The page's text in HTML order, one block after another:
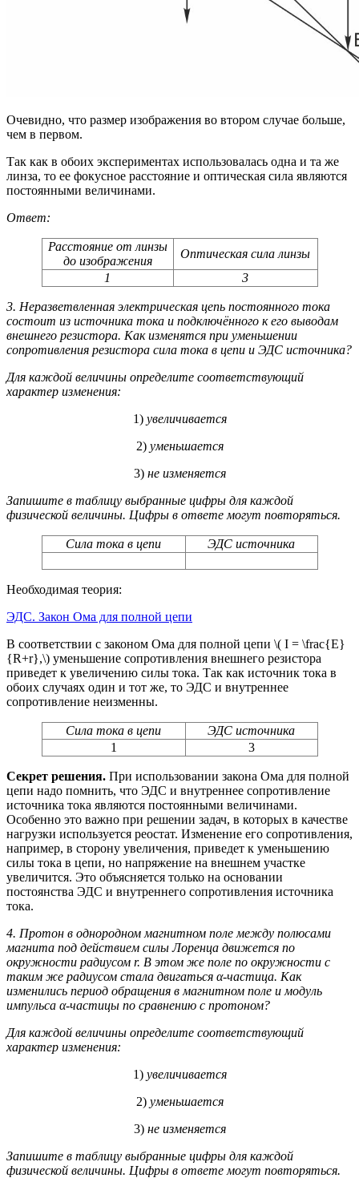
Очевидно, что размер изображения во втором случае больше,
чем в первом.
Так как в обоих экспериментах использовалась одна и та же
линза, то ее фокусное расстояние и оптическая сила являются
постоянными величинами.
Ответ:
Расстояние от линзы
до изображения
Оптическая сила линзы
1
3
3. Неразветвленная электрическая цепь постоянного тока
состоит из источника тока и подключённого к его выводам
внешнего резистора. Как изменятся при уменьшении
сопротивления резистора сила тока в цепи и ЭДС источника?
Для каждой величины определите соответствующий
характер изменения:
1) увеличивается
2) уменьшается
3) не изменяется
Запишите в таблицу выбранные цифры для каждой
физической величины. Цифры в ответе могут повторяться.
Сила тока в цепи ЭДС источника
Необходимая теория:
ЭДС. Закон Ома для полной цепи
В соответствии с законом Ома для полной цепи \( I = \frac{E}
{R+r},\) уменьшение сопротивления внешнего резистора
приведет к увеличению силы тока. Так как источник тока в
обоих случаях один и тот же, то ЭДС и внутреннее
сопротивление неизменны.
Сила тока в цепи
ЭДС источника
1
3
Секрет решения. При использовании закона Ома для полной
цепи надо помнить, что ЭДС и внутреннее сопротивление
источника тока являются постоянными величинами.
Особенно это важно при решении задач, в которых в качестве
нагрузки используется реостат. Изменение его сопротивления,
например, в сторону увеличения, приведет к уменьшению
силы тока в цепи, но напряжение на внешнем участке
увеличится. Это объясняется только на основании
постоянства ЭДС и внутреннего сопротивления источника
тока.
4. Протон в однородном магнитном поле между полюсами
магнита под действием силы Лоренца движется по
окружности радиусом r. В этом же поле по окружности с
таким же радиусом стала двигаться α-частица. Как
изменились период обращения в магнитном поле и модуль
импульса α-частицы по сравнению с протоном?
Для каждой величины определите соответствующий
характер изменения:
1) увеличивается
2) уменьшается
3) не изменяется
Запишите в таблицу выбранные цифры для каждой
физической величины. Цифры в ответе могут повторяться.